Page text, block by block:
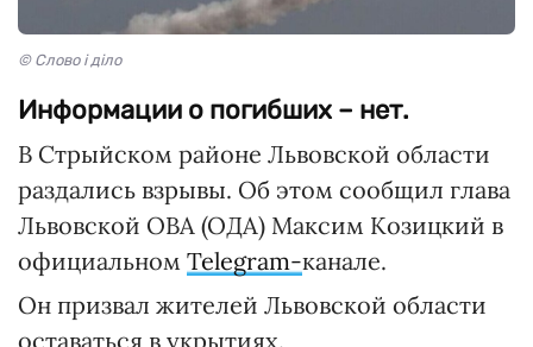
© Слово і діло
Информации о погибших – нет.
В Стрыйском районе Львовской области
раздались взрывы. Об этом сообщил глава
Львовской ОВА (ОДА) Максим Козицкий в
официальном Telegram-канале.
Он призвал жителей Львовской области
оставаться в укрытиях.